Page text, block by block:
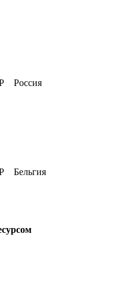
Россия
Бельгия